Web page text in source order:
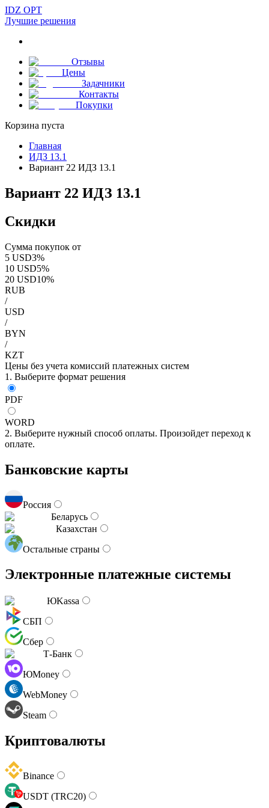
IDZ OPT
Лучшие решения
Отзывы
Цены
Задачники
Контакты
Покупки
Корзина пуста
Главная
ИДЗ 13.1
Вариант 22 ИДЗ 13.1
Вариант 22 ИДЗ 13.1
Скидки
Сумма покупок от
5 USD3%
10 USD5%
20 USD10%
RUB
/
USD
/
BYN
/
KZT
Цены без учета комиссий платежных систем
1. Выберите формат решения
PDF
WORD
2. Выберите нужный способ оплаты. Произойдет переход к
оплате.
Банковские карты
Россия
Беларусь
Казахстан
Остальные страны
Электронные платежные системы
ЮKassa
СБП
Сбер
Т-Банк
ЮMoney
WebMoney
Steam
Криптовалюты
Binance
USDT (TRC20)